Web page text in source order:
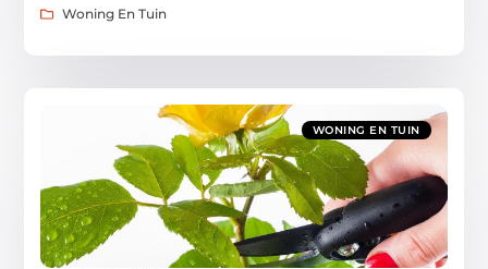
Woning En Tuin
WONING EN TUIN